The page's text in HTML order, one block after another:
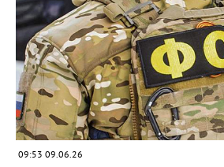
потерпевшего. Смерть мужчины
телесных повреждений на месте
СК. Агрессора при попытке скрыться
отдельной роты патрульно-постовой
комплекс судебных экспертиз,
суд заключить фигуранта уголовного
09:53 09.06.26